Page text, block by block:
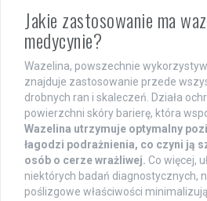
Jakie zastosowanie ma
medycynie?
Wazelina, powszechnie
znajduje zastosowanie przede
drobnych ran i skaleczeń. Działa
powierzchni skóry barierę, która
Wazelina utrzymuje optymalny
łagodzi podrażnienia, co czyni ją
osób o cerze wrażliwej. Co więcej,
niektórych badań diagnostycznych,
poślizgowe właściwości